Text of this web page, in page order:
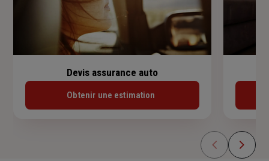
Devis assurance auto
Obtenir une estimation